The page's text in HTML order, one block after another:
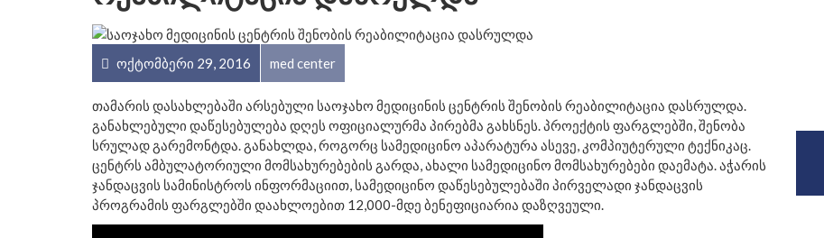
ოქტომბერი 29, 2016 med center
თამარის დასახლებაში არსებული საოჯახო მედიცინის ცენტრის შენობის რეაბილიტაცია დასრულდა.
განახლებული დაწესებულება დღეს ოფიციალურმა პირებმა გახსნეს. პროექტის ფარგლებში, შენობა
სრულად გარემონტდა. განახლდა, როგორც სამედიცინო აპარატურა ასევე, კომპიუტერული ტექნიკაც.
ცენტრს ამბულატორიული მომსახურებების გარდა, ახალი სამედიცინო მომსახურებები დაემატა. აჭარის
ჯანდაცვის სამინისტროს ინფორმაციით, სამედიცინო დაწესებულებაში პირველადი ჯანდაცვის
პროგრამის ფარგლებში დაახლოებით 12,000-მდე ბენეფიციარია დაზღვეული.